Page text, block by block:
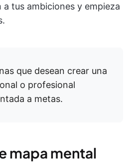
a tus ambiciones y empieza
que desean crear una
o profesional
a metas.
mapa mental